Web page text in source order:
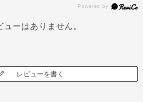
ューはありません。
レビューを書く